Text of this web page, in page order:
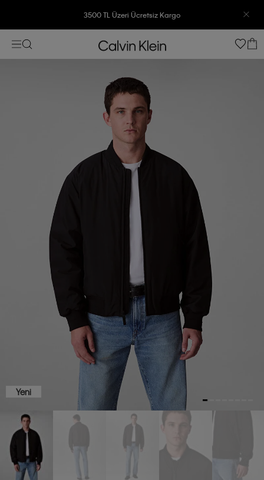
3500 TL Üzeri Ücretsiz Kargo
7500 TL Ve Üzeri Alışverişlerinizde 6 Taksit İmkanı
Yeni